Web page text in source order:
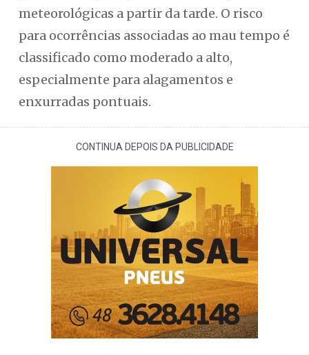
meteorológicas a partir da tarde. O risco
para ocorrências associadas ao mau tempo é
classificado como moderado a alto,
especialmente para alagamentos e
enxurradas pontuais.
CONTINUA DEPOIS DA PUBLICIDADE